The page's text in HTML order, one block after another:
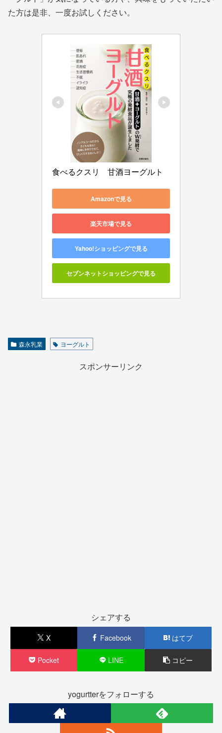
た方は是非、一度お試しください。
食べるクスリ　甘酒ヨーグルト
Amazonで見る
楽天市場で見る
Yahoo!ショッピングで見る
セブンネットショッピングで見る
森永乳業 ヨーグルト
スポンサーリンク
シェアする
X Facebook はてブ
Pocket LINE コピー
yogurtterをフォローする